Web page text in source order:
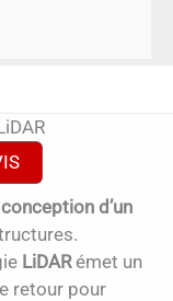
d’un
LiDARémet un
retour pour